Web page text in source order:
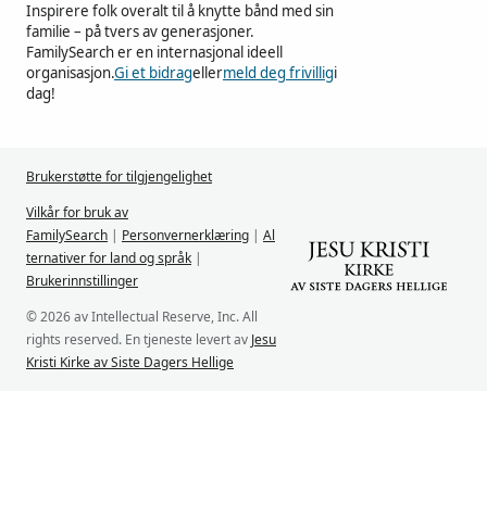
Inspirere folk overalt til å knytte bånd med sin
familie – på tvers av generasjoner.
FamilySearch er en internasjonal ideell
organisasjon.Gi et bidragellermeld deg frivilligi
dag!
Brukerstøtte for tilgjengelighet
Vilkår for bruk av
FamilySearch | Personvernerklæring | Al
ternativer for land og språk |
Brukerinnstillinger
© 2026 av Intellectual Reserve, Inc. All
rights reserved. En tjeneste levert av Jesu
Kristi Kirke av Siste Dagers Hellige